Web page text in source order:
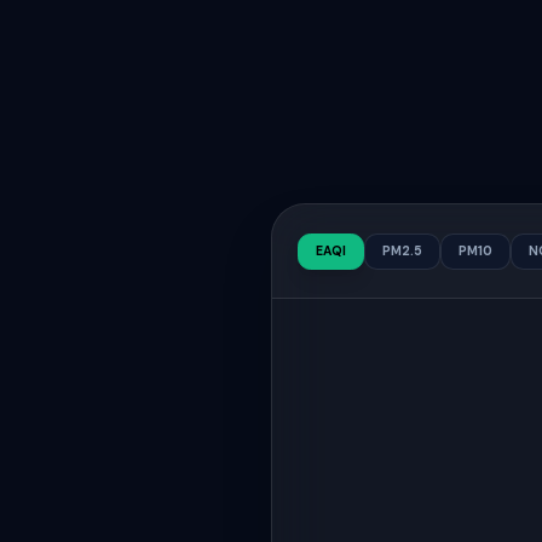
EAQI PM2.5 PM10